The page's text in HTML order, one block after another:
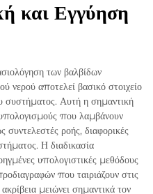
και Εγγύηση
των βαλβίδων
νερού αποτελεί βασικό στοιχείο
συστήματος. Αυτή η σημαντική
που λαμβάνουν
ροής, διαφορικές
Η διαδικασία
υπολογιστικές μεθόδους
που ταιριάζουν στις
μειώνει σημαντικά τον